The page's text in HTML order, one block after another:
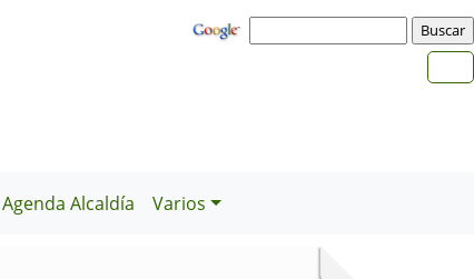
Agenda Alcaldía Varios